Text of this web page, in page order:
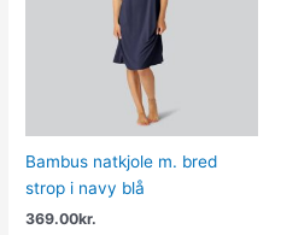
Bambus natkjole m. bred
strop i navy blå
369.00kr.